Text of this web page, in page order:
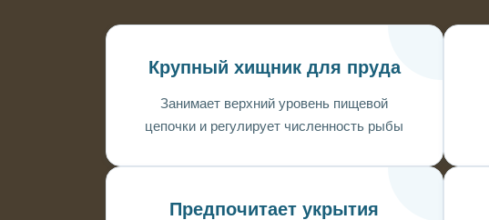
Крупный хищник для пруда
Занимает верхний уровень пищевой
цепочки и регулирует численность рыбы
Предпочитает укрытия